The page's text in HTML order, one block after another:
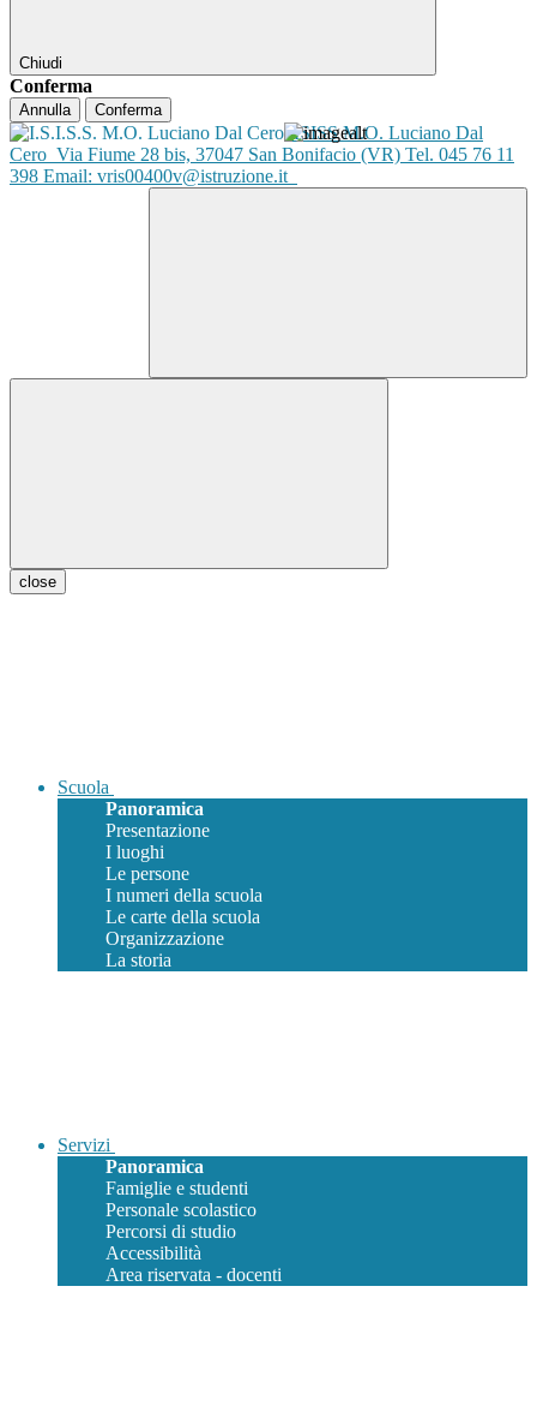
Chiudi
Conferma
Annulla Conferma
ISISS M.O. Luciano Dal
Cero Via Fiume 28 bis, 37047 San Bonifacio (VR) Tel. 045 76 11
398 Email: vris00400v@istruzione.it
close
Scuola
Panoramica
Presentazione
I luoghi
Le persone
I numeri della scuola
Le carte della scuola
Organizzazione
La storia
Servizi
Panoramica
Famiglie e studenti
Personale scolastico
Percorsi di studio
Accessibilità
Area riservata - docenti